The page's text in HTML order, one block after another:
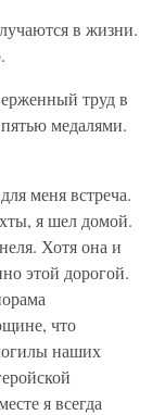
в жизни.
труд в
медалями.
меня встреча.
я шел домой.
Хотя она и
этой дорогой.
что
наших
я всегда